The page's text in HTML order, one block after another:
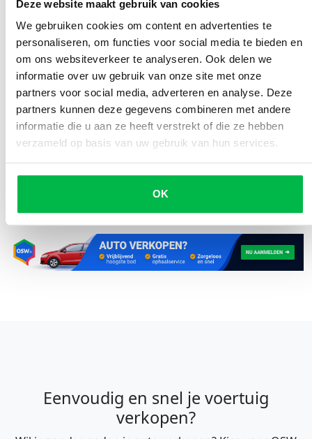
Deze website maakt gebruik van cookies
We gebruiken cookies om content en advertenties te
personaliseren, om functies voor social media te bieden en
om ons websiteverkeer te analyseren. Ook delen we
informatie over uw gebruik van onze site met onze
partners voor social media, adverteren en analyse. Deze
partners kunnen deze gegevens combineren met andere
informatie die u aan ze heeft verstrekt of die ze hebben
verzameld op basis van uw gebruik van hun services.
OK
Bladeren op de weg
Mist
Vorst
Vroeger en langer donker
Delen
Eenvoudig en snel je voertuig
verkopen?